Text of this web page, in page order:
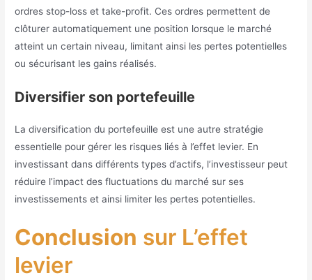
ordres stop-loss et take-profit. Ces ordres permettent de
clôturer automatiquement une position lorsque le marché
atteint un certain niveau, limitant ainsi les pertes potentielles
ou sécurisant les gains réalisés.
Diversifier son portefeuille
La diversification du portefeuille est une autre stratégie
essentielle pour gérer les risques liés à l’effet levier. En
investissant dans différents types d’actifs, l’investisseur peut
réduire l’impact des fluctuations du marché sur ses
investissements et ainsi limiter les pertes potentielles.
Conclusion sur L’effet
levier